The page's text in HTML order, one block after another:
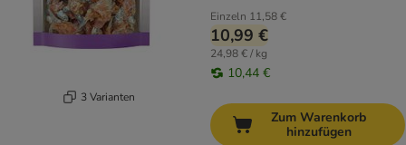
3 Varianten
Einzeln 11,58 €
10,99 €
24,98 € / kg
10,44 €
Zum Warenkorb
hinzufügen